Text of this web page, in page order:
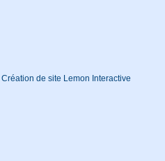
Création de site Lemon Interactive